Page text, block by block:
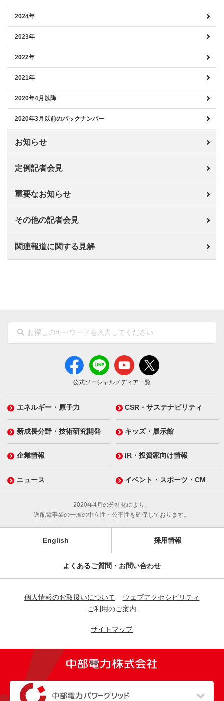
2024年
2023年
2022年
2021年
2020年4月以降
2020年3月以前のバックナンバー
お知らせ
定例記者会見
重要なお知らせ
その他の記者会見
関連報道に関する見解
公式ソーシャルメディア一覧
エネルギー・原子力 CSR・サステナビリティ
新成長分野・技術研究開発 キッズ・展示館
企業情報 IR・投資家向け情報
ニュース イベント・スポーツ・CM
2020年4月の分社化により、
送配電事業の一層の中立性・公平性を確保しております。
English 採用情報
よくあるご質問・お問い合わせ
個人情報のお取扱いについて
ウェブアクセシビリティ
ご利用のご案内
サイトマップ